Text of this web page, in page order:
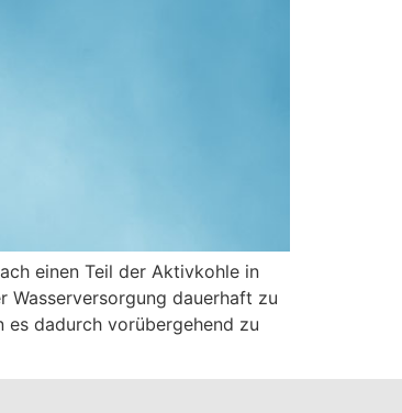
einen Teil der Aktivkohle in
dauerhaft zu
dadurch vorübergehend zu